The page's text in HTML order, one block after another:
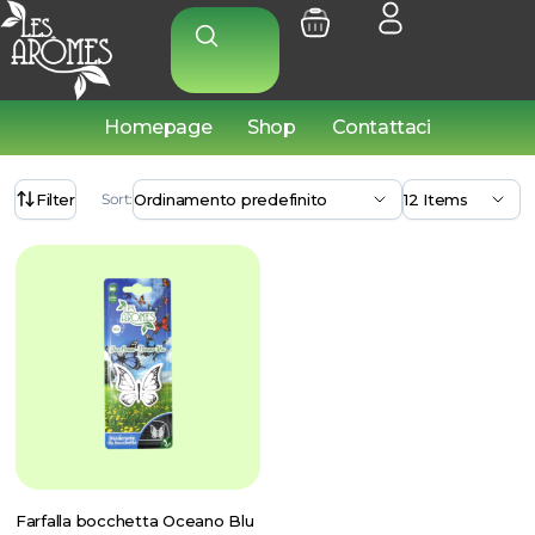
Homepage Shop Contattaci
Filter Sort:
Farfalla bocchetta Oceano Blu